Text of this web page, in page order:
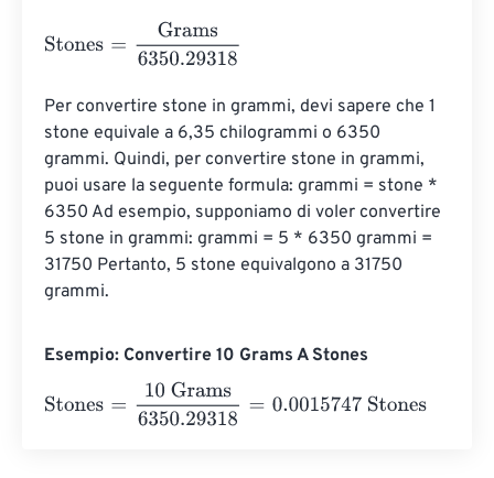
Stones Grams6350.29318
Per convertire stone in grammi, devi sapere che 1
stone equivale a 6,35 chilogrammi o 6350
grammi. Quindi, per convertire stone in grammi,
puoi usare la seguente formula: grammi = stone *
6350 Ad esempio, supponiamo di voler convertire
5 stone in grammi: grammi = 5 * 6350 grammi =
31750 Pertanto, 5 stone equivalgono a 31750
grammi.
Esempio: Convertire 10 Grams A Stones
Stones
10 Grams6350.29318 =0.0015747 Stones